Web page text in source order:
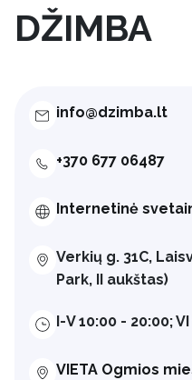
DŽIMBA
info@dzimba.lt
+370 677 06487
Internetinė
Verkių g. 31C,
Park, II aukštas)
I-V 10:00 - 20:00;
VIETA Ogmios